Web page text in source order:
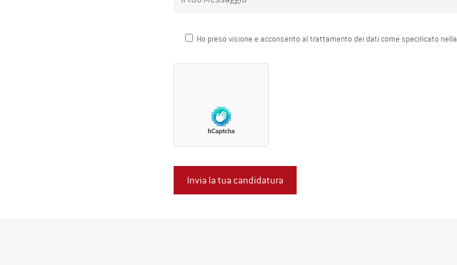
Ho preso visione e acconsento al trattamento dei dati come specificato nella